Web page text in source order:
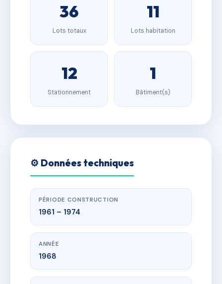
36
Lots totaux
11
Lots habitation
12
Stationnement
1
Bâtiment(s)
⚙️ Données techniques
PÉRIODE CONSTRUCTION
1961 – 1974
ANNÉE
1968